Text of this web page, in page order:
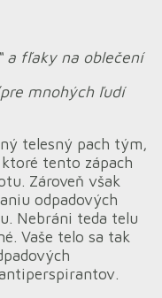
a fľaky na oblečení
mnohých ľudí
telesný pach tým,
tento zápach
Zároveň však
odpadových
Nebráni teda telu
Vaše telo sa tak